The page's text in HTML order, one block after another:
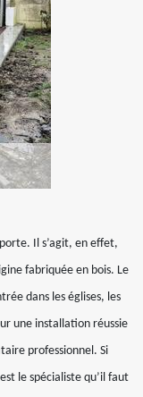
Il s’agit, en effet,
fabriquée en bois. Le
dans les églises, les
une installation réussie
professionnel. Si
le spécialiste qu’il faut